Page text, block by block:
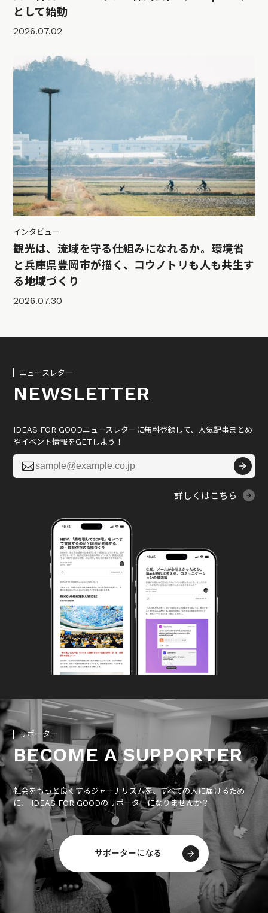
として始動
2026.07.02
インタビュー
観光は、流域を守る仕組みになれるか。環境省
と兵庫県豊岡市が描く、コウノトリも人も共生す
る地域づくり
2026.07.30
ニュースレター
NEWSLETTER
IDEAS FOR GOODニュースレターに無料登録して、人気記事まとめ
やイベント情報をGETしよう！

詳しくはこちら
サポーター
BECOME A SUPPORTER
社会をもっと良くするジャーナリズムを、すべての人に届けるため
に、 IDEAS FOR GOODのサポーターになりませんか？
サポーターになる